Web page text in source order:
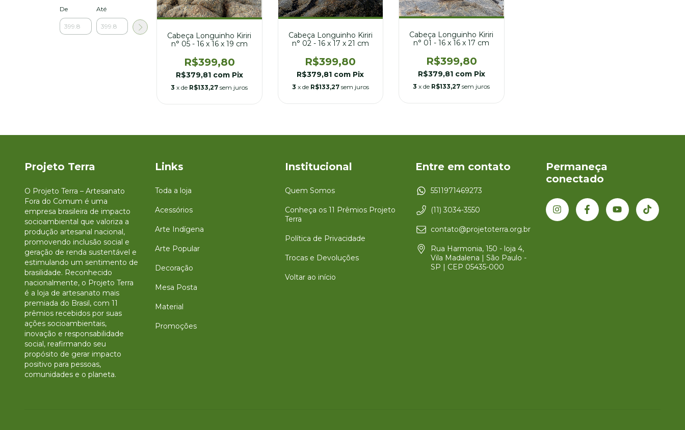
De Até
Cabeça Longuinho Kiriri
n° 05 - 16 x 16 x 19 cm
R$399,80
R$379,81 com Pix
3 x de R$133,27 sem juros
Cabeça Longuinho Kiriri
n° 02 - 16 x 17 x 21 cm
R$399,80
R$379,81 com Pix
3 x de R$133,27 sem juros
Cabeça Longuinho Kiriri
n° 01 - 16 x 16 x 17 cm
R$399,80
R$379,81 com Pix
3 x de R$133,27 sem juros
Projeto Terra
O Projeto Terra – Artesanato
Fora do Comum é uma
empresa brasileira de impacto
socioambiental que valoriza a
produção artesanal nacional,
promovendo inclusão social e
geração de renda sustentável e
estimulando um sentimento de
brasilidade. Reconhecido
nacionalmente, o Projeto Terra
é a loja de artesanato mais
premiada do Brasil, com 11
prêmios recebidos por suas
ações socioambientais,
inovação e responsabilidade
social, reafirmando seu
propósito de gerar impacto
positivo para pessoas,
comunidades e o planeta.
Links
Toda a loja
Acessórios
Arte Indígena
Arte Popular
Decoração
Mesa Posta
Material
Promoções
Institucional
Quem Somos
Conheça os 11 Prêmios Projeto
Terra
Política de Privacidade
Trocas e Devoluções
Voltar ao início
Entre em contato
5511971469273
(11) 3034-3550
contato@projetoterra.org.br
Rua Harmonia, 150 - loja 4,
Vila Madalena | São Paulo -
SP | CEP 05435-000
Permaneça
conectado